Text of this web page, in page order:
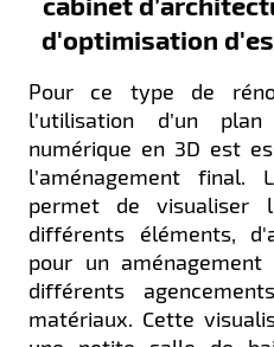
d'optimisation
Pour ce type de
l’utilisation d’un
numérique en 3D est
l’aménagement final.
permet de visualiser
différents éléments,
pour un
différents
matériaux. Cette